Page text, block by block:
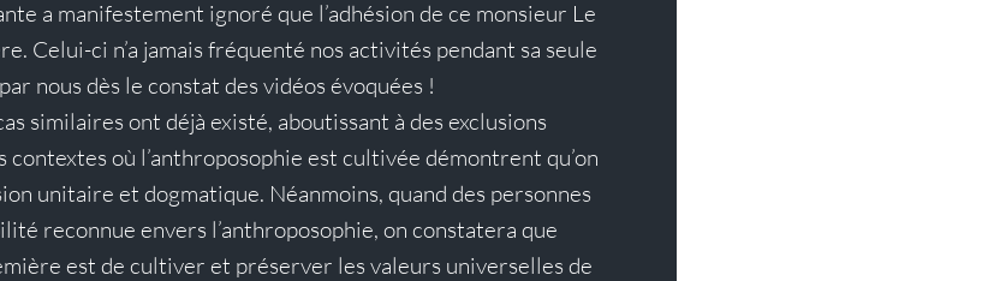
a manifestement ignoré que l’adhésion de ce monsieur Le
Celui-ci n’a jamais fréquenté nos activités pendant sa seule
nous dès le constat des vidéos évoquées !
similaires ont déjà existé, aboutissant à des exclusions
contextes où l’anthroposophie est cultivée démontrent qu’on
unitaire et dogmatique. Néanmoins, quand des personnes
reconnue envers l’anthroposophie, on constatera que
est de cultiver et préserver les valeurs universelles de